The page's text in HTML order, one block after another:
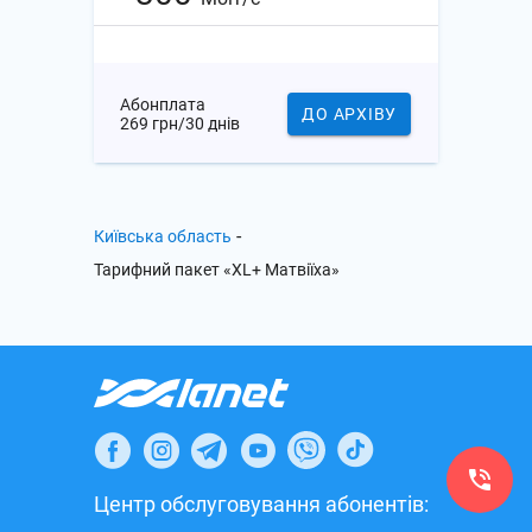
Абонплата
269 грн/30 днів
ДО АРХІВУ
Київська область -
Тарифний пакет «XL+ Матвіїха»
Центр обслуговування абонентів: